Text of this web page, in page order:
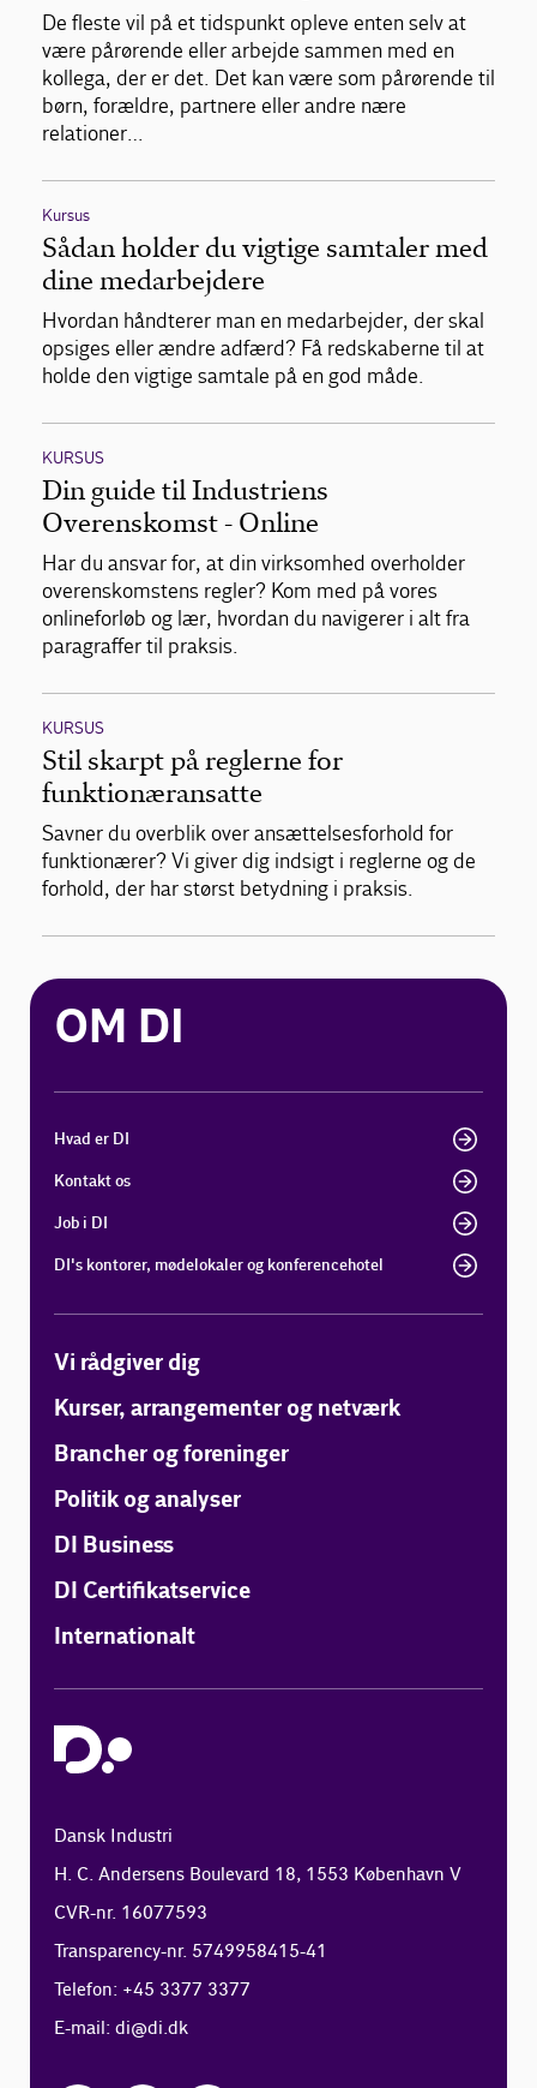
De fleste vil på et tidspunkt opleve enten selv at
være pårørende eller arbejde sammen med en
kollega, der er det. Det kan være som pårørende til
børn, forældre, partnere eller andre nære
relationer…
Kursus
Sådan holder du vigtige samtaler med
dine medarbejdere
Hvordan håndterer man en medarbejder, der skal
opsiges eller ændre adfærd? Få redskaberne til at
holde den vigtige samtale på en god måde.
KURSUS
Din guide til Industriens
Overenskomst - Online
Har du ansvar for, at din virksomhed overholder
overenskomstens regler? Kom med på vores
onlineforløb og lær, hvordan du navigerer i alt fra
paragraffer til praksis.
KURSUS
Stil skarpt på reglerne for
funktionæransatte
Savner du overblik over ansættelsesforhold for
funktionærer? Vi giver dig indsigt i reglerne og de
forhold, der har størst betydning i praksis.
OM DI
Hvad er DI
Kontakt os
Job i DI
DI's kontorer, mødelokaler og konferencehotel
Vi rådgiver dig
Kurser, arrangementer og netværk
Brancher og foreninger
Politik og analyser
DI Business
DI Certifikatservice
Internationalt
Dansk Industri
H. C. Andersens Boulevard 18, 1553 København V
CVR-nr. 16077593
Transparency-nr. 5749958415-41
Telefon: +45 3377 3377
E-mail:di@di.dk